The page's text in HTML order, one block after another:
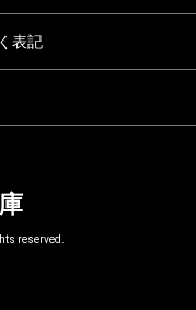
表記
reserved.